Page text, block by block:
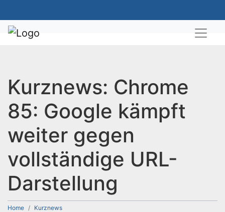
Kurznews: Chrome
85: Google kämpft
weiter gegen
vollständige URL-
Darstellung
Home
Kurznews